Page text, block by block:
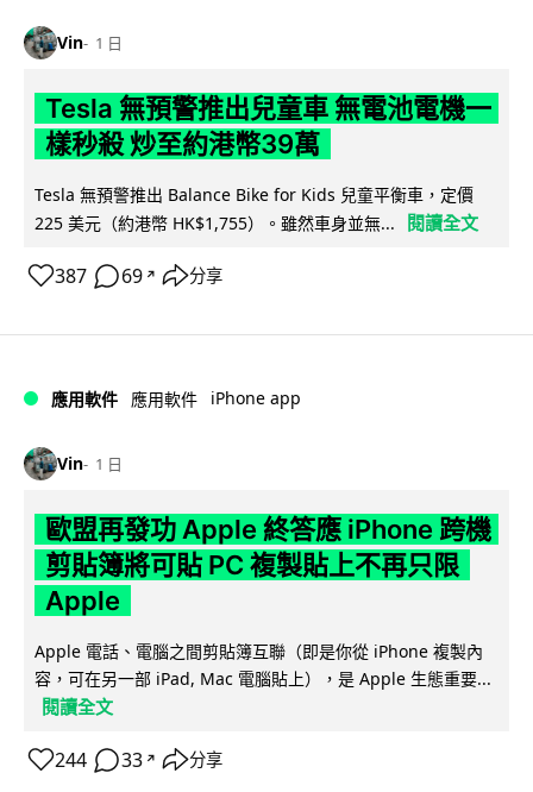
Vin 1 日
Tesla 無預警推出兒童車 無電池電機一
樣秒殺 炒至約港幣39萬
Tesla 無預警推出 Balance Bike for Kids 兒童平衡車，定價
225 美元（約港幣 HK$1,755）。雖然車身並無...
閱讀全文
387 69 ↗ 分享
應用軟件 應用軟件 iPhone app
Vin 1 日
歐盟再發功 Apple 終答應 iPhone 跨機
剪貼簿將可貼 PC 複製貼上不再只限
Apple
Apple 電話、電腦之間剪貼簿互聯（即是你從 iPhone 複製內
容，可在另一部 iPad, Mac 電腦貼上），是 Apple 生態重要...
閱讀全文
244 33 ↗ 分享